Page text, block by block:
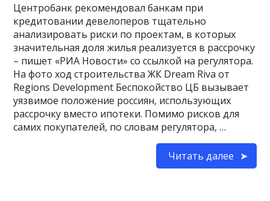
Центробанк рекомендовал банкам при
кредитовании девелоперов тщательно
анализировать риски по проектам, в которых
значительная доля жилья реализуется в рассрочку
– пишет «РИА Новости» со ссылкой на регулятора.
На фото ход строительства ЖК Dream Riva от
Regions Development Беспокойство ЦБ вызывает
уязвимое положение россиян, использующих
рассрочку вместо ипотеки. Помимо рисков для
самих покупателей, по словам регулятора, …
Читать далее